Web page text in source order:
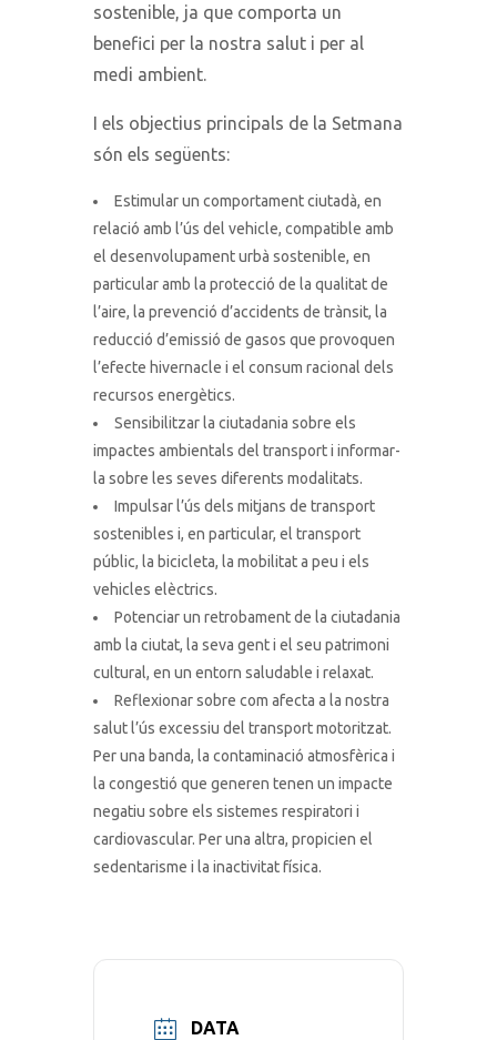
sostenible, ja que comporta un
benefici per la nostra salut i per al
medi ambient.
I els objectius principals de la Setmana
són els següents:
Estimular un comportament ciutadà, en
relació amb l’ús del vehicle, compatible amb
el desenvolupament urbà sostenible, en
particular amb la protecció de la qualitat de
l’aire, la prevenció d’accidents de trànsit, la
reducció d’emissió de gasos que provoquen
l’efecte hivernacle i el consum racional dels
recursos energètics.
Sensibilitzar la ciutadania sobre els
impactes ambientals del transport i informar-
la sobre les seves diferents modalitats.
Impulsar l’ús dels mitjans de transport
sostenibles i, en particular, el transport
públic, la bicicleta, la mobilitat a peu i els
vehicles elèctrics.
Potenciar un retrobament de la ciutadania
amb la ciutat, la seva gent i el seu patrimoni
cultural, en un entorn saludable i relaxat.
Reflexionar sobre com afecta a la nostra
salut l’ús excessiu del transport motoritzat.
Per una banda, la contaminació atmosfèrica i
la congestió que generen tenen un impacte
negatiu sobre els sistemes respiratori i
cardiovascular. Per una altra, propicien el
sedentarisme i la inactivitat física.
DATA